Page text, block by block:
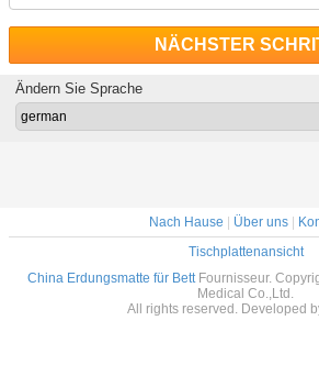
NÄCHSTER
Ändern Sie Sprache
Nach Hause Über uns|
Tischplattenansicht
China Erdungsmatte für BettFournisseur.
Medical Co.,Ltd.
All rights reserved. Developed